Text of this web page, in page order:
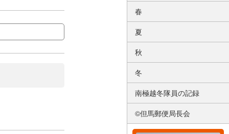
春
夏
秋
冬
南極越冬隊員の記録
©但馬郵便局長会